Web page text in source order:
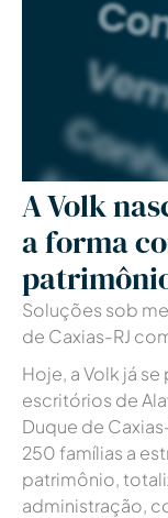
A Volk
a forma
Soluções sob
de Caxias-RJ
Hoje, a Volk já
escritórios de
Duque de
250 famílias a
patrimônio,
administração,